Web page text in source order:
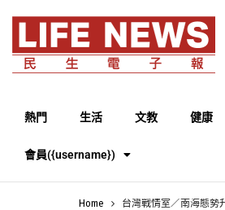
熱門 生活 文教 健康
會員({username})
Home 台灣戰情室／南海態勢